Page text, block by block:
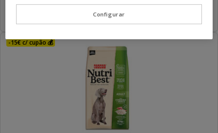
KG
Adicionar
-15€ c/ cupão 💰
Configurar